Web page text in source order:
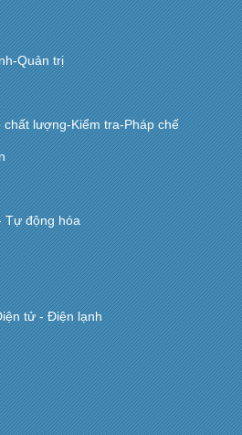
Quản trị
lượng-Kiểm tra-Pháp chế
Tự động hóa
tử - Điện lạnh